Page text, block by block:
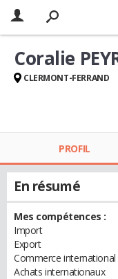
Coralie
CLERMONT-FERRAND
PROFIL
En résumé
Mes compétences :
Import
Export
Commerce international
Achats internationaux